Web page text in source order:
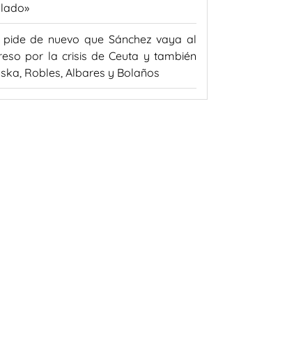
pide de nuevo que Sánchez vaya al
por la crisis de Ceuta y también
Robles, Albares y Bolaños